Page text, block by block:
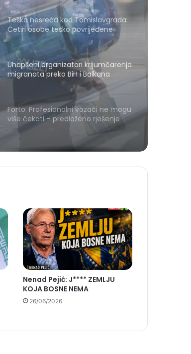
Teška nesreća kod Tomislavgrada:
Četiri osobe teško povrijeđene
Uhapšeni organizatori krijumčarenja
migranata preko BiH i Balkana
Forto: Profesionalni vozači ne mogu
više čekati – predloženo rješenje
Nenad Pejić: J**** ZEMLJU
KOJA BOSNE NEMA
26/06/2026